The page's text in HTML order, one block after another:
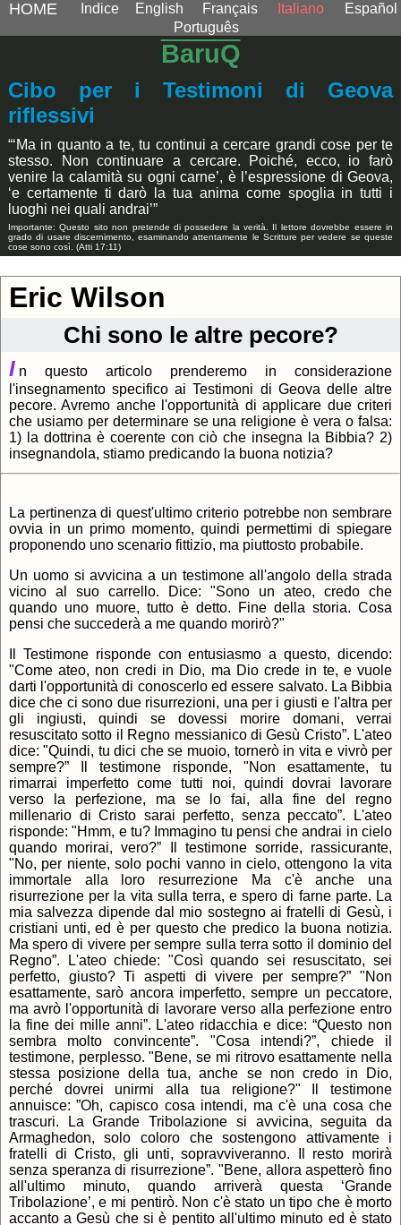
HOME Indice English Français Italiano
Español
Português
BaruQ
Cibo per i Testimoni di Geova
riflessivi
“‘Ma in quanto a te, tu continui a cercare grandi cose per te
stesso. Non continuare a cercare. Poiché, ecco, io farò
venire la calamità su ogni carne’, è l’espressione di Geova,
‘e certamente ti darò la tua anima come spoglia in tutti i
luoghi nei quali andrai’”
Importante: Questo sito non pretende di possedere la verità. Il lettore dovrebbe essere in
grado di usare discernimento, esaminando attentamente le Scritture per vedere se queste
cose sono così. (Atti 17:11)
Eric Wilson
Chi sono le altre pecore?
I n questo articolo prenderemo in considerazione
l'insegnamento specifico ai Testimoni di Geova delle altre
pecore. Avremo anche l'opportunità di applicare due criteri
che usiamo per determinare se una religione è vera o falsa:
1) la dottrina è coerente con ciò che insegna la Bibbia? 2)
insegnandola, stiamo predicando la buona notizia?
La pertinenza di quest'ultimo criterio potrebbe non sembrare
ovvia in un primo momento, quindi permettimi di spiegare
proponendo uno scenario fittizio, ma piuttosto probabile.
Un uomo si avvicina a un testimone all'angolo della strada
vicino al suo carrello. Dice: "Sono un ateo, credo che
quando uno muore, tutto è detto. Fine della storia. Cosa
pensi che succederà a me quando morirò?"
Il Testimone risponde con entusiasmo a questo, dicendo:
"Come ateo, non credi in Dio, ma Dio crede in te, e vuole
darti l'opportunità di conoscerlo ed essere salvato. La Bibbia
dice che ci sono due risurrezioni, una per i giusti e l'altra per
gli ingiusti, quindi se dovessi morire domani, verrai
resuscitato sotto il Regno messianico di Gesù Cristo”. L'ateo
dice: "Quindi, tu dici che se muoio, tornerò in vita e vivrò per
sempre?” Il testimone risponde, "Non esattamente, tu
rimarrai imperfetto come tutti noi, quindi dovrai lavorare
verso la perfezione, ma se lo fai, alla fine del regno
millenario di Cristo sarai perfetto, senza peccato”. L'ateo
risponde: "Hmm, e tu? Immagino tu pensi che andrai in cielo
quando morirai, vero?” Il testimone sorride, rassicurante,
"No, per niente, solo pochi vanno in cielo, ottengono la vita
immortale alla loro resurrezione Ma c'è anche una
risurrezione per la vita sulla terra, e spero di farne parte. La
mia salvezza dipende dal mio sostegno ai fratelli di Gesù, i
cristiani unti, ed è per questo che predico la buona notizia.
Ma spero di vivere per sempre sulla terra sotto il dominio del
Regno”. L'ateo chiede: "Così quando sei resuscitato, sei
perfetto, giusto? Ti aspetti di vivere per sempre?” "Non
esattamente, sarò ancora imperfetto, sempre un peccatore,
ma avrò l'opportunità di lavorare verso alla perfezione entro
la fine dei mille anni”. L'ateo ridacchia e dice: “Questo non
sembra molto convincente”. "Cosa intendi?”, chiede il
testimone, perplesso. "Bene, se mi ritrovo esattamente nella
stessa posizione della tua, anche se non credo in Dio,
perché dovrei unirmi alla tua religione?" Il testimone
annuisce: ”Oh, capisco cosa intendi, ma c'è una cosa che
trascuri. La Grande Tribolazione si avvicina, seguita da
Armaghedon, solo coloro che sostengono attivamente i
fratelli di Cristo, gli unti, sopravviveranno. Il resto morirà
senza speranza di risurrezione”. "Bene, allora aspetterò fino
all'ultimo minuto, quando arriverà questa ‘Grande
Tribolazione’, e mi pentirò. Non c'è stato un tipo che è morto
accanto a Gesù che si è pentito all'ultimo minuto ed è stato